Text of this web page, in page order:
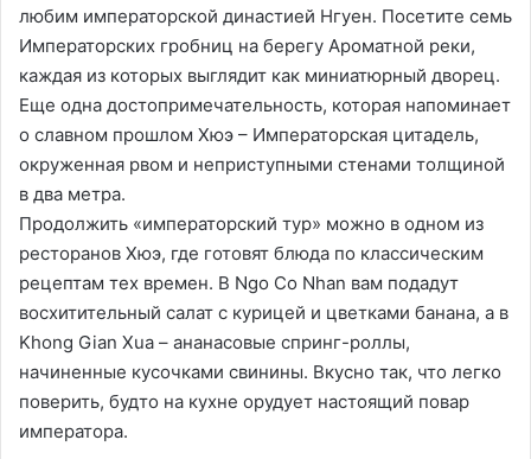
любим императорской династией Нгуен. Посетите семь
Императорских гробниц на берегу Ароматной реки,
каждая из которых выглядит как миниатюрный дворец.
Еще одна достопримечательность, которая напоминает
о славном прошлом Хюэ – Императорская цитадель,
окруженная рвом и неприступными стенами толщиной
в два метра.
Продолжить «императорский тур» можно в одном из
ресторанов Хюэ, где готовят блюда по классическим
рецептам тех времен. В Ngo Co Nhan вам подадут
восхитительный салат с курицей и цветками банана, а в
Khong Gian Xua – ананасовые спринг-роллы,
начиненные кусочками свинины. Вкусно так, что легко
поверить, будто на кухне орудует настоящий повар
императора.